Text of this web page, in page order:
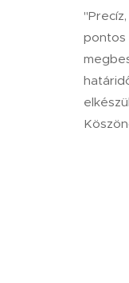
"Precíz,
pontos